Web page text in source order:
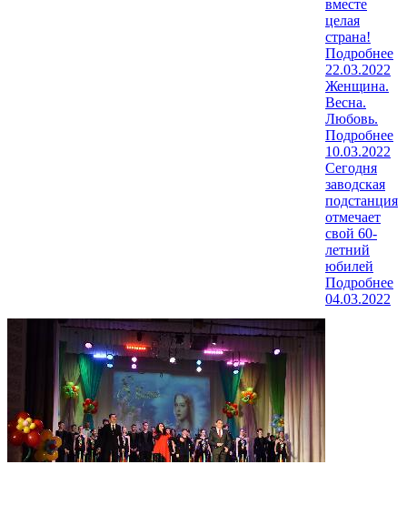
вместе
целая
страна!
Подробнее
22.03.2022
Женщина.
Весна.
Любовь.
Подробнее
10.03.2022
Сегодня
заводская
подстанция
отмечает
свой 60-
летний
юбилей
Подробнее
04.03.2022